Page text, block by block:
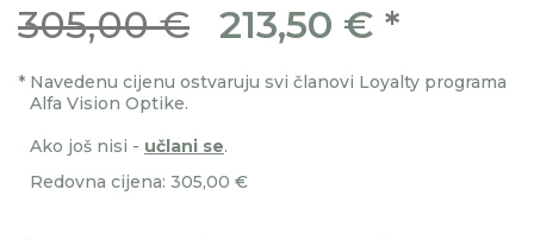
305,00 € 213,50 € *
* Navedenu cijenu ostvaruju svi članovi Loyalty programa
Alfa Vision Optike.
Ako još nisi - učlani se.
Redovna cijena: 305,00 €